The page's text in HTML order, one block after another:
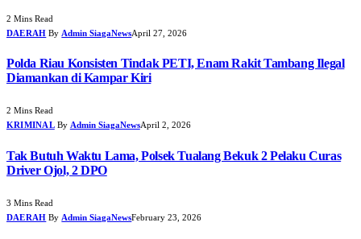
2 Mins Read
DAERAH By Admin SiagaNewsApril 27, 2026
Polda Riau Konsisten Tindak PETI, Enam Rakit Tambang Ilegal
Diamankan di Kampar Kiri
2 Mins Read
KRIMINAL By Admin SiagaNewsApril 2, 2026
Tak Butuh Waktu Lama, Polsek Tualang Bekuk 2 Pelaku Curas
Driver Ojol, 2 DPO
3 Mins Read
DAERAH By Admin SiagaNewsFebruary 23, 2026